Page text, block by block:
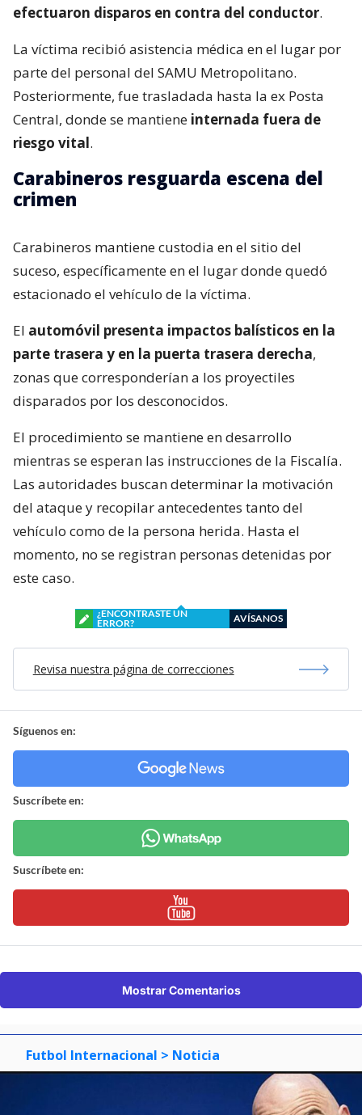
efectuaron disparos en contra del conductor.
La víctima recibió asistencia médica en el lugar por
parte del personal del SAMU Metropolitano.
Posteriormente, fue trasladada hasta la ex Posta
Central, donde se mantiene internada fuera de
riesgo vital.
Carabineros resguarda escena del
crimen
Carabineros mantiene custodia en el sitio del
suceso, específicamente en el lugar donde quedó
estacionado el vehículo de la víctima.
El automóvil presenta impactos balísticos en la
parte trasera y en la puerta trasera derecha,
zonas que corresponderían a los proyectiles
disparados por los desconocidos.
El procedimiento se mantiene en desarrollo
mientras se esperan las instrucciones de la Fiscalía.
Las autoridades buscan determinar la motivación
del ataque y recopilar antecedentes tanto del
vehículo como de la persona herida. Hasta el
momento, no se registran personas detenidas por
este caso.
¿ENCONTRASTE UN
ERROR?
AVÍSANOS
Revisa nuestra página de correcciones
Síguenos en:
Suscríbete en:
Suscríbete en:
Mostrar Comentarios
Futbol Internacional > Noticia